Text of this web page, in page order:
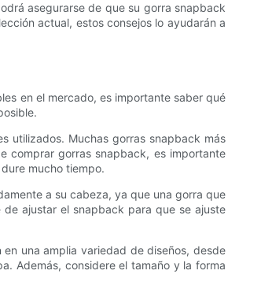
asegurarse de que su gorra snapback
actual, estos consejos lo ayudarán a
en el mercado, es importante saber qué
utilizados. Muchas gorras snapback más
comprar gorras snapback, es importante
mucho tiempo.
a su cabeza, ya que una gorra que
ajustar el snapback para que se ajuste
una amplia variedad de diseños, desde
Además, considere el tamaño y la forma